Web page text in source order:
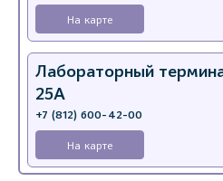
На карте
Лабораторный
25А
+7 (812) 600-42-00
На карте